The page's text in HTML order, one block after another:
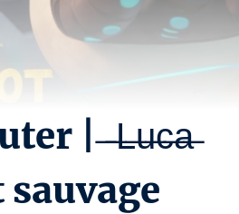
| ̶ ̶L̶u̶c̶a̶
sauvage